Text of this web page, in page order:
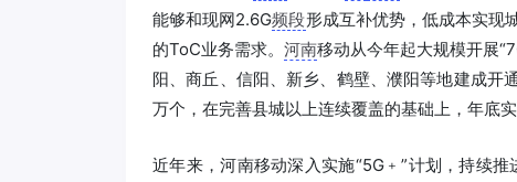
能够和现网2.6G频段形成互补优势，低成本实现
的ToC业务需求。河南移动从今年起大规模开展
阳、商丘、信阳、新乡、鹤壁、濮阳等地建成开
万个，在完善县城以上连续覆盖的基础上，年底
近年来，河南移动深入实施“5G﹢”计划，持续